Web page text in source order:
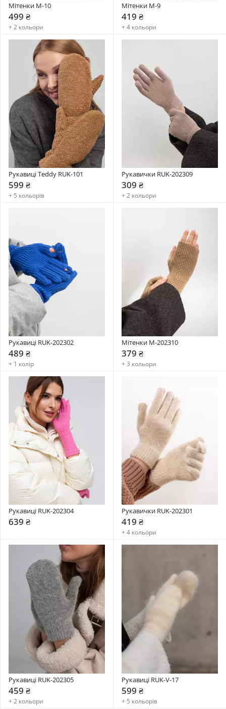
Мітенки M-10
499 ₴
+ 2 кольори
Мітенки M-9
419 ₴
+ 4 кольори
Рукавиці Teddy RUK-101
599 ₴
+ 5 кольорів
Рукавички RUK-202309
309 ₴
+ 2 кольори
Рукавиці RUK-202302
489 ₴
+ 1 колір
Мітенки M-202310
379 ₴
+ 3 кольори
Рукавиці RUK-202304
639 ₴
Рукавички RUK-202301
419 ₴
+ 4 кольори
Рукавиці RUK-202305
459 ₴
+ 2 кольори
Рукавиці RUK-V-17
599 ₴
+ 5 кольорів